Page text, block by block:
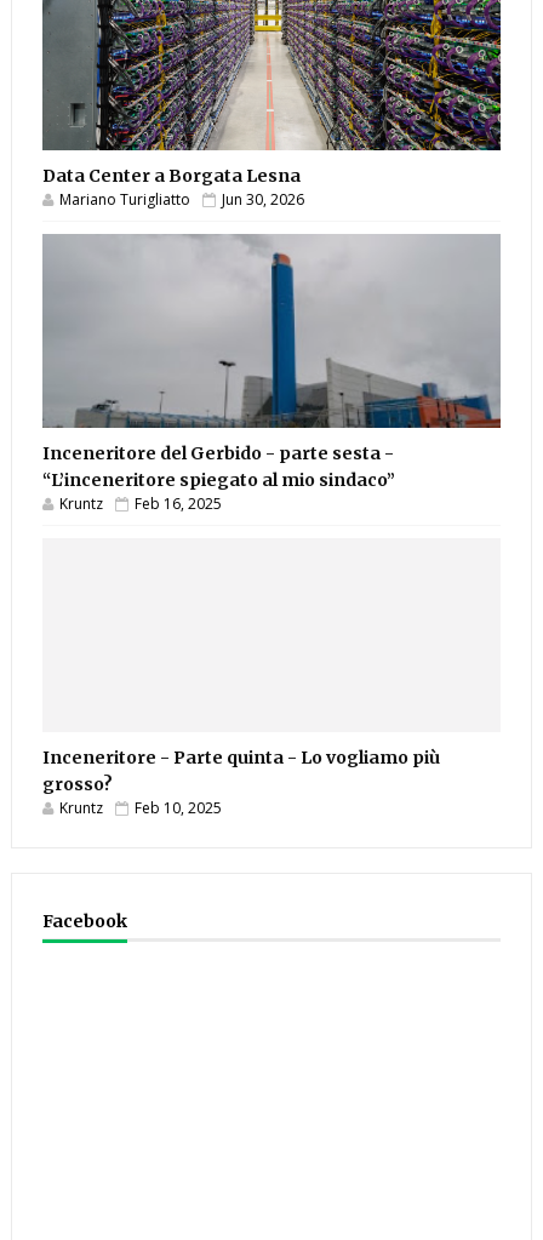
Data Center a Borgata Lesna
Mariano Turigliatto Jun 30, 2026
Inceneritore del Gerbido - parte sesta -
“L’inceneritore spiegato al mio sindaco”
Kruntz Feb 16, 2025
Inceneritore - Parte quinta - Lo vogliamo più
grosso?
Kruntz Feb 10, 2025
Facebook